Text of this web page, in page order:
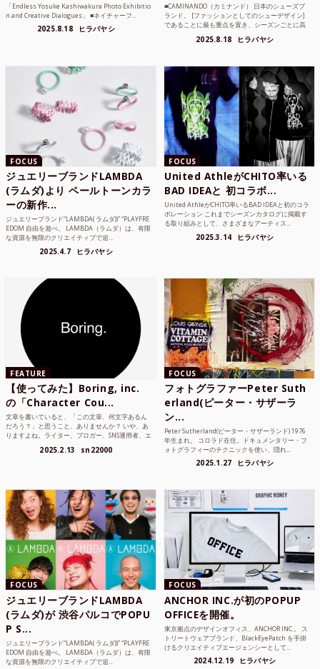
「Endless Yosuke Kashiwakura Photo Exhibitio
n and Creative Dialogues」 ■ネイチャーフ...
2025.8.18 ヒラバヤシ
■CAMINANDO（カミナンド） 日本のシューズブ
ランド。 [ファッションとしてのシューデザイン]
であることに最も重点を置き、シーズンごとに高
2025.8.18 ヒラバヤシ
FOCUS
ジュエリーブランドLAMBDA
(ラムダ)より ペールトーンカラ
ーの新作...
ジュエリーブランド“LAMBDA( ラムダ))” “PLAYFRE
EDOM 自由を遊べ。 LAMBDA（ラムダ）は、有限
な資源を無限のクリエイティブで追...
2025.4.7 ヒラバヤシ
FOCUS
United AthleがCHITO率いる
BAD IDEAと 初コラボ...
United AthleがCHITO率いるBAD IDEAと初のコラ
ボレーション これまでシーズンカタログに掲載す
る取り組みとして、さまざまなアーティス...
2025.3.14 ヒラバヤシ
FEATURE
【使ってみた】Boring, inc.
の「Character Cou...
文章を書いていると、「この文章、何文字あるん
だろう？」と思うこと、ありませんか？ いや、あ
りますよね。ライター、ブロガー、SNS運用者、エ
2025.2.13 sn22000
FOCUS
フォトグラファーPeter Suth
erland(ピーター・サザーラ
ン...
Peter Sutherland(ピーター・サザーランド) 1976
年生まれ。 コロラド在住。ドキュメンタリー・フ
ォトグラフィーのテクニックを使い、隠れ...
2025.1.27 ヒラバヤシ
FOCUS
ジュエリーブランドLAMBDA
(ラムダ)が 渋谷パルコでPOPU
P S...
ジュエリーブランド“LAMBDA( ラムダ))” “PLAYFRE
EDOM 自由を遊べ。 LAMBDA（ラムダ）は、有限
な資源を無限のクリエイティブで追...
FOCUS
ANCHOR INC.が初のPOPUP
OFFICEを開催。
東京拠点のデザインオフィス、ANCHOR INC.。 ス
トリートウェアブランド、BlackEyePatch を手掛
けるクリエイティブエージェンシーとして...
2024.12.19 ヒラバヤシ